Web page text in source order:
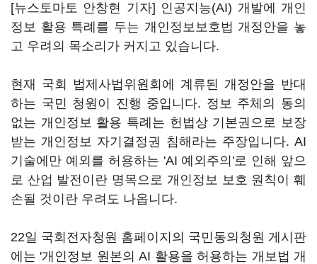
[뉴스토마토 안창현 기자] 인공지능(AI) 개발에 개인
정보 활용 특례를 두는 개인정보보호법 개정안을 놓
고 우려의 목소리가 커지고 있습니다.
현재 국회 법제사법위원회에 계류된 개정안을 반대
하는 국민 청원이 진행 중입니다. 정보 주체의 동의
없는 개인정보 활용 특례는 헌법상 기본권으로 보장
받는 개인정보 자기결정권 침해라는 주장입니다. AI
기술에만 예외를 허용하는 'AI 예외주의'로 인해 앞으
로 산업 발전이란 명목으로 개인정보 보호 원칙이 훼
손될 것이란 우려도 나옵니다.
22일 국회전자청원 홈페이지의 국민동의청원 게시판
에는 '개인정보 원본의 AI 활용을 허용하는 개보법 개